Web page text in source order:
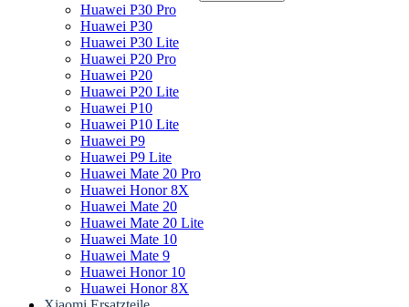
Huawei P30 Pro
Huawei P30
Huawei P30 Lite
Huawei P20 Pro
Huawei P20
Huawei P20 Lite
Huawei P10
Huawei P10 Lite
Huawei P9
Huawei P9 Lite
Huawei Mate 20 Pro
Huawei Honor 8X
Huawei Mate 20
Huawei Mate 20 Lite
Huawei Mate 10
Huawei Mate 9
Huawei Honor 10
Huawei Honor 8X